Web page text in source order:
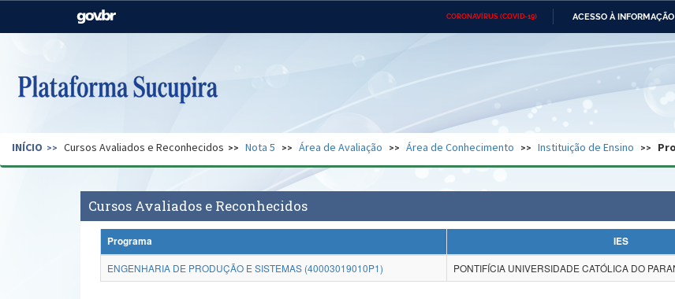
CORONAVÍRUS (COVID-19) ACESSO À INFORMAÇÃO
Casa Civil Ministério das Relações
Pecuária e Abastecimento
Ministério do Desenvolvimento
Regional
Secretaria de Governo Gabinete de Segurança Advocacia-Geral da União Banco Central do Brasil
INÍCIO Cursos Avaliados e Reconhecidos Nota 5 Área de Avaliação Área de Conhecimento Instituição de Ensino
Cursos Avaliados e Reconhecidos
Programa IES
ENGENHARIA DE PRODUÇÃO E SISTEMAS (40003019010P1)
PONTIFÍCIA UNIVERSIDADE CATÓLICA DO